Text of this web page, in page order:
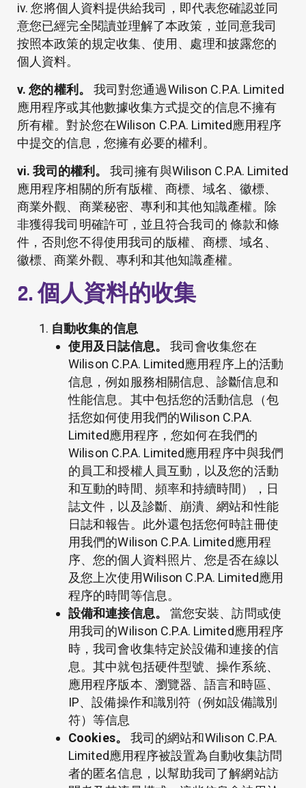
iv. 您將個人資料提供給我司，即代表您確認並同
意您已經完全閱讀並理解了本政策，並同意我司
按照本政策的規定收集、使用、處理和披露您的
個人資料。
v. 您的權利。
我司對您通過Wilison C.P.A. Limited
應用程序或其他數據收集方式提交的信息不擁有
所有權。對於您在Wilison C.P.A. Limited應用程序
中提交的信息，您擁有必要的權利。
vi. 我司的權利。
我司擁有與Wilison C.P.A. Limited
應用程序相關的所有版權、商標、域名、徽標、
商業外觀、商業秘密、專利和其他知識產權。除
非獲得我司明確許可，並且符合我司的 條款和條
件 ，否則您不得使用我司的版權、商標、域名、
徽標、商業外觀、專利和其他知識產權。
2. 個人資料的收集
自動收集的信息
使用及日誌信息。
我司會收集您在
Wilison C.P.A. Limited應用程序上的活動
信息，例如服務相關信息、診斷信息和
性能信息。其中包括您的活動信息（包
括您如何使用我們的Wilison C.P.A.
Limited應用程序，您如何在我們的
Wilison C.P.A. Limited應用程序中與我們
的員工和授權人員互動，以及您的活動
和互動的時間、頻率和持續時間），日
誌文件，以及診斷、崩潰、網站和性能
日誌和報告。此外還包括您何時註冊使
用我們的Wilison C.P.A. Limited應用程
序、您的個人資料照片、您是否在線以
及您上次使用Wilison C.P.A. Limited應用
程序的時間等信息。
設備和連接信息。
當您安裝、訪問或使
用我司的Wilison C.P.A. Limited應用程序
時，我司會收集特定於設備和連接的信
息。其中就包括硬件型號、操作系統、
應用程序版本、瀏覽器、語言和時區、
IP、設備操作和識別符（例如設備識別
符）等信息
Cookies。
我司的網站和Wilison C.P.A.
Limited應用程序被設置為自動收集訪問
者的匿名信息，以幫助我司了解網站訪